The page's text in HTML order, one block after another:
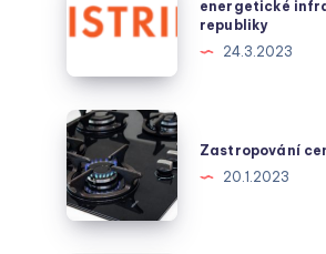
Distribuce
–
hráč
v
energetické
infrastruktuře
České
republiky
energetické
republiky
24.3.2023
Zastropování
cen
energií
Zastropování
20.1.2023